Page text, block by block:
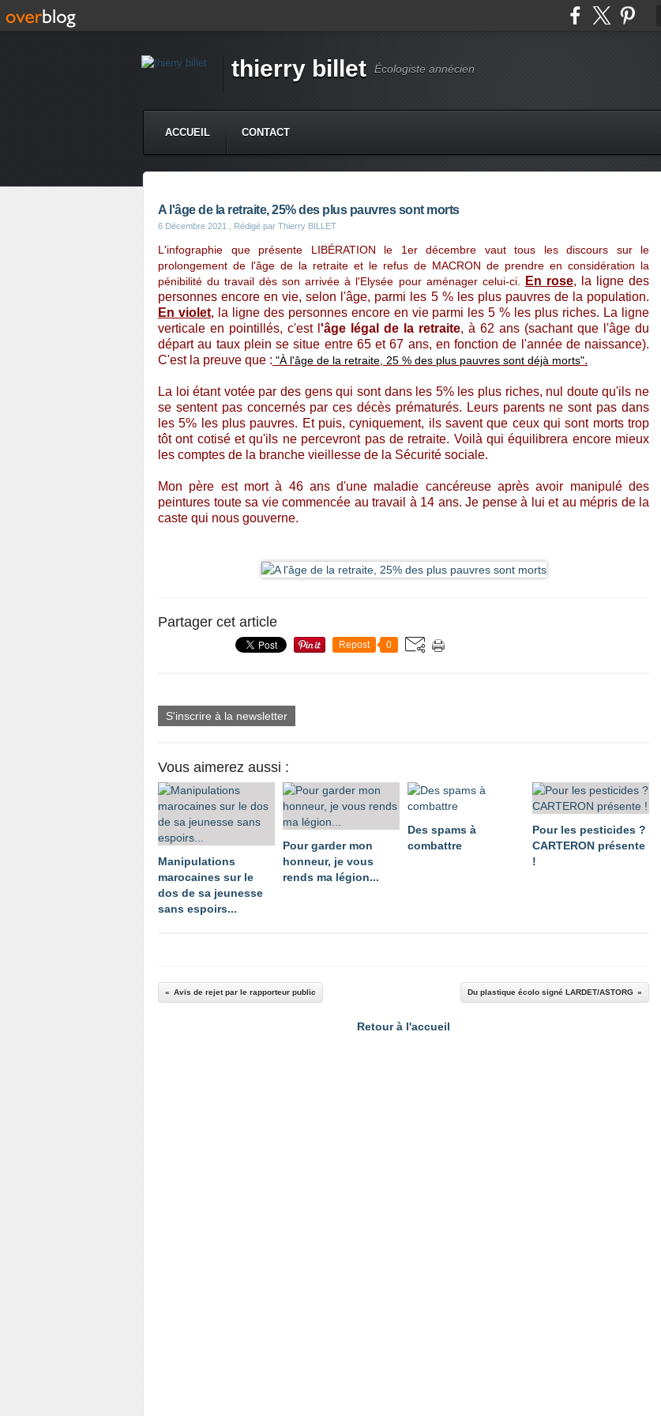
thierry billet Écologiste annécien
ACCUEIL CONTACT
A l'âge de la retraite, 25% des plus pauvres sont morts
6 Décembre 2021 , Rédigé par Thierry BILLET
L'infographie que présente LIBÉRATION le 1er décembre vaut tous les discours sur le
prolongement de l'âge de la retraite et le refus de MACRON de prendre en considération la
pénibilité du travail dès son arrivée à l'Elysée pour aménager celui-ci.
En rose, la ligne des
personnes encore en vie, selon l'âge, parmi les 5 % les plus pauvres de la population.
En violet, la ligne des personnes encore en vie parmi les 5 % les plus riches. La ligne
verticale en pointillés, c'est l 'âge légal de la retraite, à 62 ans (sachant que l'âge du
départ au taux plein se situe entre 65 et 67 ans, en fonction de l'année de naissance).
C'est la preuve que : "À l'âge de la retraite, 25 % des plus pauvres sont déjà morts".
La loi étant votée par des gens qui sont dans les 5% les plus riches, nul doute qu'ils ne
se sentent pas concernés par ces décès prématurés. Leurs parents ne sont pas dans
les 5% les plus pauvres. Et puis, cyniquement, ils savent que ceux qui sont morts trop
tôt ont cotisé et qu'ils ne percevront pas de retraite. Voilà qui équilibrera encore mieux
les comptes de la branche vieillesse de la Sécurité sociale.
Mon père est mort à 46 ans d'une maladie cancéreuse après avoir manipulé des
peintures toute sa vie commencée au travail à 14 ans. Je pense à lui et au mépris de la
caste qui nous gouverne.
Partager cet article
Repost 0
S'inscrire à la newsletter
Vous aimerez aussi :
Manipulations
marocaines sur le
dos de sa jeunesse
sans espoirs...
Pour garder mon
honneur, je vous
rends ma légion...
Des spams à
combattre
Pour les pesticides ?
CARTERON présente
!
Avis de rejet par le rapporteur public Du plastique écolo signé LARDET/ASTORG
Retour à l'accueil